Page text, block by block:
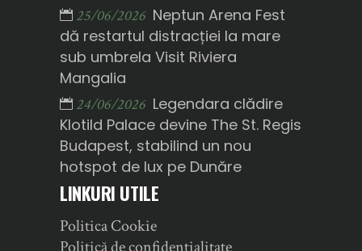
25/06/2026 Neptun Arena Fest
dă restartul distracției la mare
sub umbrela Visit Riviera
Mangalia
24/06/2026 Legendara clădire
Klotild Palace devine The St. Regis
Budapest, stabilind un nou
hotspot de lux pe Dunăre
LINKURI UTILE
Politica Cookie
Politică de confidențialitate